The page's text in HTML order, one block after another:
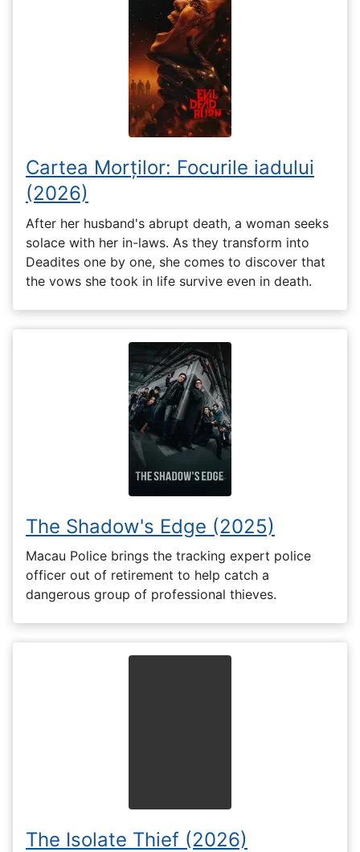
Cartea Morților: Focurile iadului
(2026)
After her husband's abrupt death, a woman seeks
solace with her in-laws. As they transform into
Deadites one by one, she comes to discover that
the vows she took in life survive even in death.
The Shadow's Edge (2025)
Macau Police brings the tracking expert police
officer out of retirement to help catch a
dangerous group of professional thieves.
The Isolate Thief (2026)